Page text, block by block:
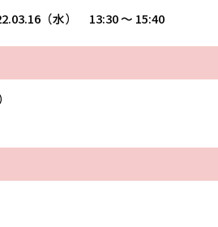
（水） 13:30 〜 15:40